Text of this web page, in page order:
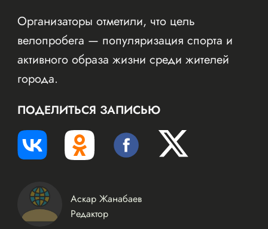
Организаторы отметили, что цель
велопробега — популяризация спорта и
активного образа жизни среди жителей
города.
ПОДЕЛИТЬСЯ ЗАПИСЬЮ
Аскар Жанабаев
Редактор